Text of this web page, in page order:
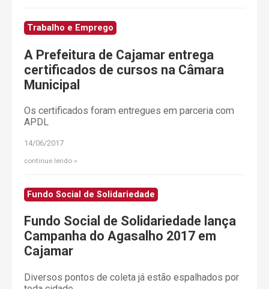
Trabalho e Emprego
A Prefeitura de Cajamar entrega
certificados de cursos na Câmara
Municipal
Os certificados foram entregues em parceria com
APDL
14/06/2017
continue lendo
Fundo Social de Solidariedade
Fundo Social de Solidariedade lança
Campanha do Agasalho 2017 em
Cajamar
Diversos pontos de coleta já estão espalhados por